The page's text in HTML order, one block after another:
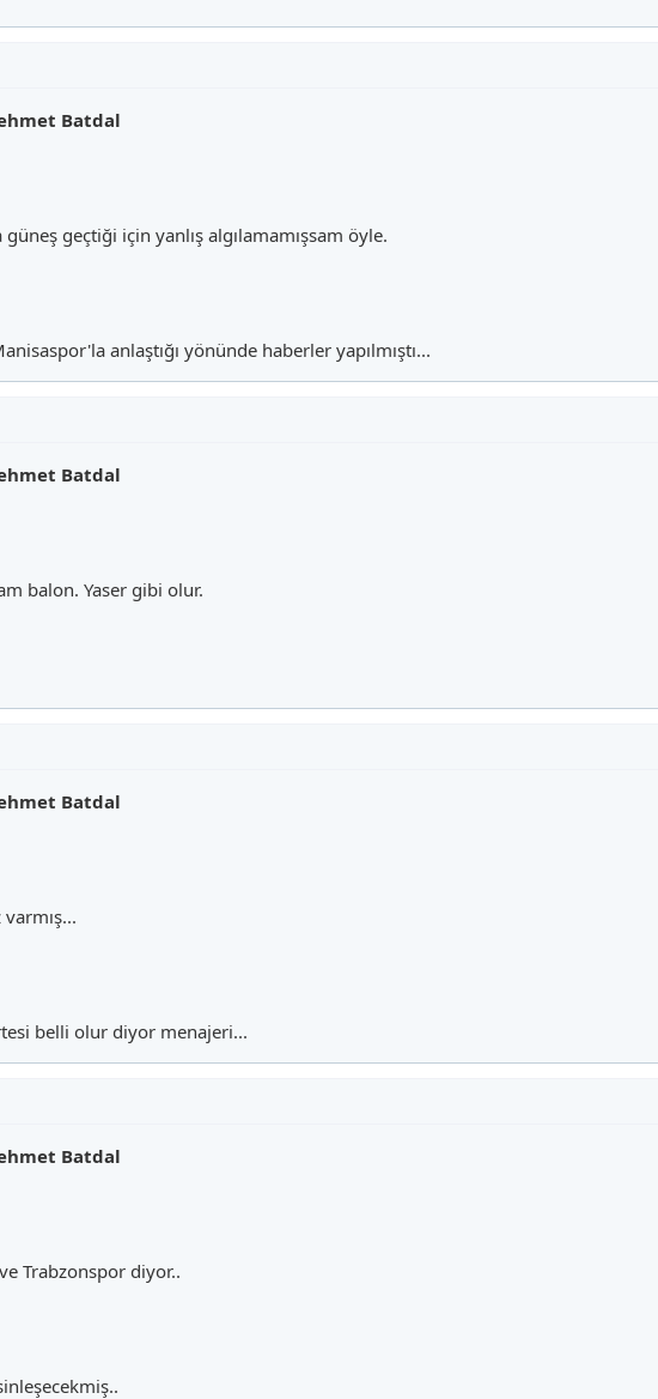
buldu. Beşiktaş’ın İnönü Stadı’nda Liverpool’u 2-1 mağlup ettiği karşılaşmada takımının
da kadroda bulunuyordu.
yerine oyuna dâhil olmuştu. 1.67 metre boyundaki Serdar Özkan, orta sahanın
Batdal
geçtiği için yanlış algılamamışsam öyle.
anlaştığı yönünde haberler yapılmıştı...
Batdal
balon. Yaser gibi olur.
Batdal
belli olur diyor menajeri...
Batdal
Trabzonspor diyor..